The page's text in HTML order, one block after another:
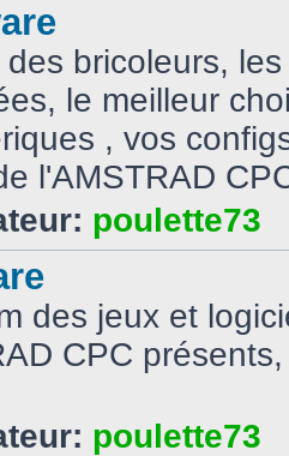
des bricoleurs,
le meilleur
, vos
l'AMSTRAD
poulette73
des jeux et
CPC
poulette73